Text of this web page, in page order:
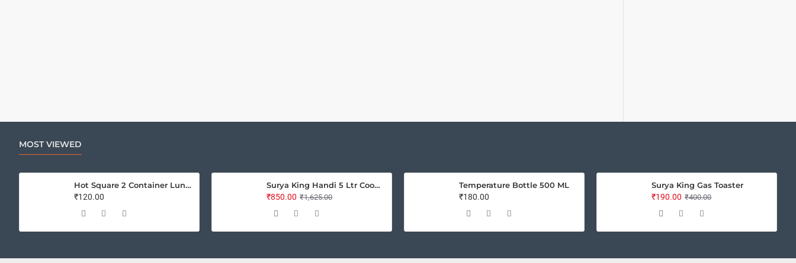
MOST VIEWED
Hot Square 2 Container Lunch Box
₹120.00
Surya King Handi 5 Ltr Cooker
₹850.00 ₹1,625.00
Temperature Bottle 500 ML
₹180.00
Surya King Gas Toaster
₹190.00 ₹400.00